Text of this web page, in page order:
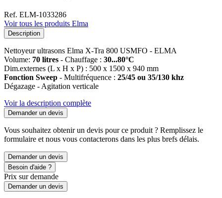
Ref. ELM-1033286
Voir tous les produits Elma
Description
Nettoyeur ultrasons Elma X-Tra 800 USMFO - ELMA
Volume: 70 litres - Chauffage : 30...80°C
Dim.externes (L x H x P) : 500 x 1500 x 940 mm
Fonction Sweep - Multifréquence : 25/45 ou 35/130 khz
Dégazage - Agitation verticale
Voir la description complète
Demander un devis
Vous souhaitez obtenir un devis pour ce produit ? Remplissez le
formulaire et nous vous contacterons dans les plus brefs délais.
Demander un devis
Besoin d'aide ?
Prix sur demande
Demander un devis